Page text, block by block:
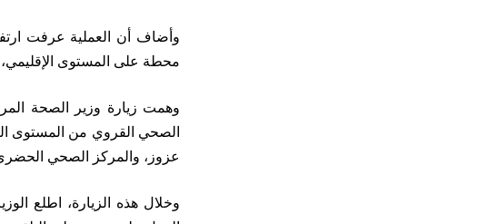
محطة على المستوى الإقليمي، بعد أن
وهمت زيارة وزير الصحة
عزوز، والمركز الصحي الحضري
وخلال هذه الزيارة، اطلع